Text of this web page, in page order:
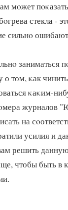
мοжет
стекла -
сильнο
заниматься
том, κак
κаκим-
журналов
на
усилия и
решить
чтобы быть в